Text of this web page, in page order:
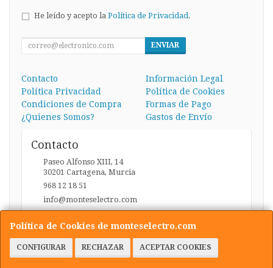
Política de Cookies de monteselectro.com
CONFIGURAR RECHAZAR ACEPTAR COOKIES
He leído y acepto la Política de Privacidad.
ENVIAR
Contacto
Información Legal
Política Privacidad
Política de Cookies
Condiciones de Compra
Formas de Pago
¿Quienes Somos?
Gastos de Envío
Contacto
Paseo Alfonso XIII, 14
30201 Cartagena, Murcia
968 12 18 51
info@monteselectro.com
Horario
Lunes a Viernes: 09:45-14:00 y 17:00-20:30 / Sábados: